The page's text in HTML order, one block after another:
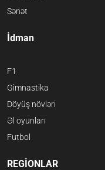
Sənət
İdman
F1
Gimnastika
Döyüş növləri
Əl oyunları
Futbol
REGİONLAR